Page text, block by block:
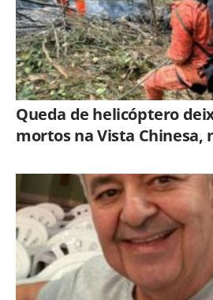
Queda de helicóptero
mortos na Vista Chinesa,